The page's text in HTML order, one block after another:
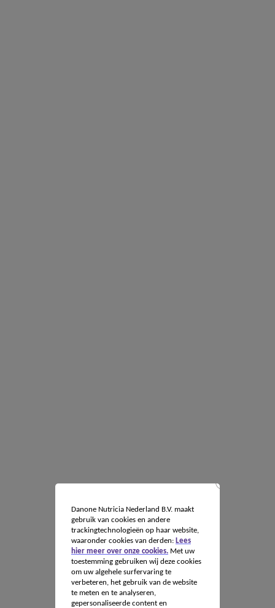
Danone Nutricia Nederland B.V. maakt
gebruik van cookies en andere
trackingtechnologieën op haar website,
waaronder cookies van derden: Lees
hier meer over onze cookies.Met uw
toestemming gebruiken wij deze cookies
om uw algehele surfervaring te
verbeteren, het gebruik van de website
te meten en te analyseren,
gepersonaliseerde content en